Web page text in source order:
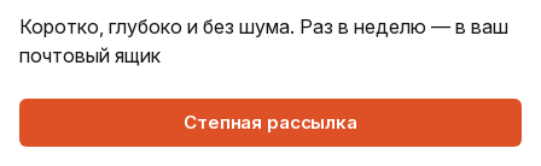
Коротко, глубоко и без шума. Раз в неделю — в ваш
почтовый ящик
Степная рассылка